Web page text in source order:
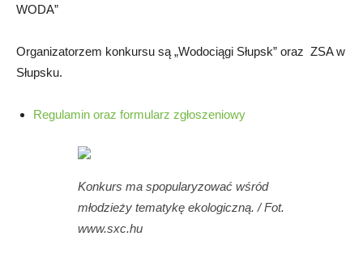
WODA”
Organizatorzem konkursu są „Wodociągi Słupsk” oraz ZSA w
Słupsku.
Regulamin oraz formularz zgłoszeniowy
Konkurs ma spopularyzować wśród
młodzieży tematykę ekologiczną. / Fot.
www.sxc.hu